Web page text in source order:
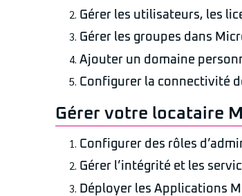
Gérer les utilisateurs, les
Gérer les groupes dans
Ajouter un domaine
Configurer la connectivité
Gérer votre locataire
Configurer des rôles
Gérer l’intégrité et les
Déployer les Applications